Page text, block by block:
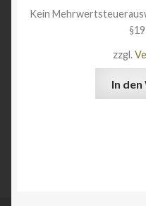
Kein
zzgl.
In